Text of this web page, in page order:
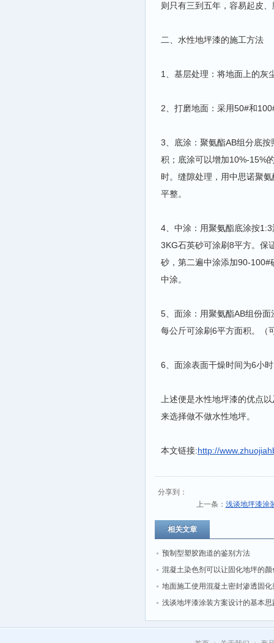
则只有三到五年，容易起皮
二、水性地坪漆的施工方法
1、基层处理：将地面上的灰
2、打磨地面：采用50#和
3、底涂：聚氨酯AB组分底
积；底涂可以增加10%-15%
时。缝隙处理，用中思诺聚
平整。
4、中涂：用聚氨酯底涂按
3KG石英砂可涂刷8平方。保
砂，第二遍中涂添加90-100#
中涂。
5、面涂：用聚氨酯AB组份
每公斤可涂刷6平方面积。（
6、面涂表面干燥时间为6小
上述便是水性地坪漆的优点
来选择做不做水性地坪。
本文链接:http://
分享到：
上一条： 浅谈地坪漆涂
相关文章
预制型塑胶跑道的鉴别方法
混凝土染色剂可以让固化地坪的颜
丰富多彩
地面施工使用混凝土密封渗透固化
浅谈地坪漆涂装方案设计的基本思